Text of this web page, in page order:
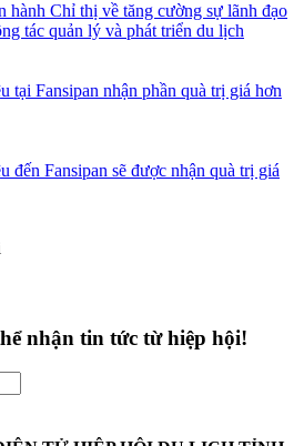
hành Chỉ thị về tăng cường sự lãnh đạo
tác quản lý và phát triển du lịch
tại Fansipan nhận phần quà trị giá hơn
đến Fansipan sẽ được nhận quà trị giá
nhận tin tức từ hiệp hội!